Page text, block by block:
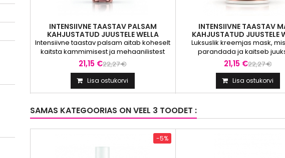
INTENSIIVNE TAASTAV PALSAM
KAHJUSTATUD JUUSTELE WELLA
FUSION INTENSE REPAIR ...
Intensiivne taastav palsam aitab koheselt
kaitsta kammimisest ja mehaanilistest
kahjustustest tingitud murdumise eest.
Harutab juukseid ja annab sileda
tulemuse. Siidaminohapetega.Esimene
kohene taastav hooldussari kahjustatud
juustele salongitoodetest koduse
kasutuseni. Kahjustatud juuksed on
haprad, kräsused ja tuhmid. FUSION
21,15 €22,27 €
Lisa ostukorvi
INTENSIIVNE TAASTAV
KAHJUSTATUD JUUSTELE
FUSION INTENSE REPAIR
Luksuslik kreemjas mask,
parandada ja kaitseb
murdumise eest. Intensiivsete
koostisosade ja
siidaminohapetega.Esimene
taastav hooldussari
salongitoodetest koduse
Kahjustatud juuksed on haprad,
ja tuhmid. FUSION
seeläbi...
21,15 €22,27 €
Lisa ostukorvi
SAMAS KATEGOORIAS ON VEEL 3 TOODET :
-5%